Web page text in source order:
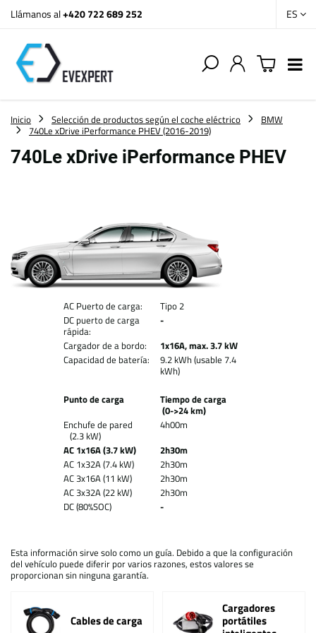
Llámanos al+420 722 689 252 ES
Inicio Selección de productos según el coche eléctrico
BMW
740Le xDrive iPerformance PHEV (2016-2019)
740Le xDrive iPerformance PHEV
AC Puerto de carga:
Tipo 2
DC puerto de carga
rápida:
-
Cargador de a bordo:
1x16A, max. 3.7 kW
Capacidad de batería:
9.2 kWh (usable 7.4
kWh)
Punto de carga
Tiempo de carga
(0->24 km)
Enchufe de pared
(2.3 kW)
4h00m
AC 1x16A (3.7 kW)
2h30m
AC 1x32A (7.4 kW)
2h30m
AC 3x16A (11 kW)
2h30m
AC 3x32A (22 kW)
2h30m
DC (80%SOC)
-
Esta información sirve solo como un guía. Debido a que la configuración
del vehículo puede diferir por varios razones, estos valores se
proporcionan sin ninguna garantía.
Cables de carga
Cargadores
portátiles